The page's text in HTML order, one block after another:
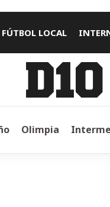
FÚTBOL LOCAL
Olimpia